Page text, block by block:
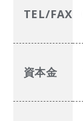
TEL/FAX
資本金